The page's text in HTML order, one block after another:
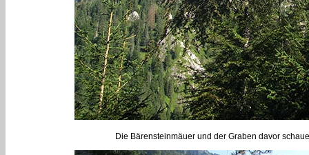
Die Bärensteinmäuer und der Graben davor